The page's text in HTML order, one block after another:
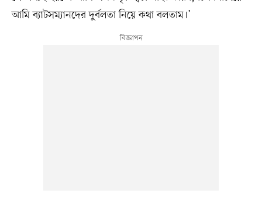
আমি ব্যাটসম্যানদের দুর্বলতা নিয়ে কথা বলতাম।’